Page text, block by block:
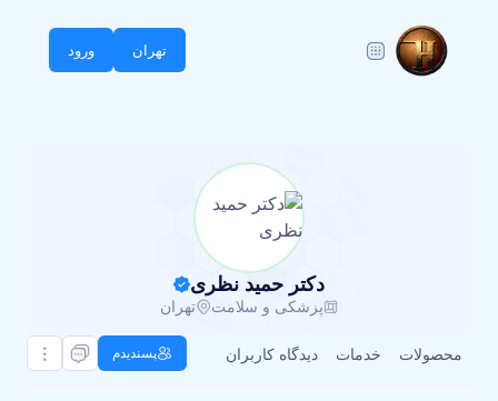
تهران ورود
دکتر حمید نظری
پزشکی و سلامت تهران
محصولات خدمات دیدگاه کاربران پسندیدم